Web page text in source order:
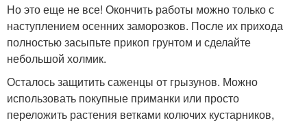
Но это еще не все! Окончить работы можно только с
наступлением осенних заморозков. После их прихода
полностью засыпьте прикоп грунтом и сделайте
небольшой холмик.
Осталось защитить саженцы от грызунов. Можно
использовать покупные приманки или просто
переложить растения ветками колючих кустарников,